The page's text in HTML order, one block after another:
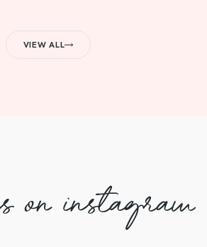
VIEW ALL
instagram